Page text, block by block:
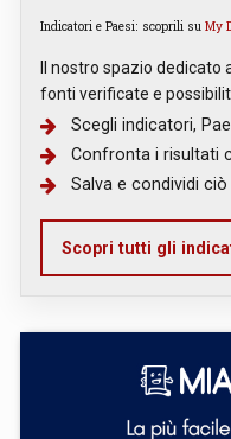
Indicatori e Paesi: scoprili su My
Il nostro spazio
fonti verificate e
Scegli indicatori,
Confronta i risultati
Salva e condividi
Scopri tutti gli